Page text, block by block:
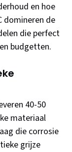
en hoe
domineren de
die perfect
budgetten.
40-50
materiaal
die corrosie
grijze